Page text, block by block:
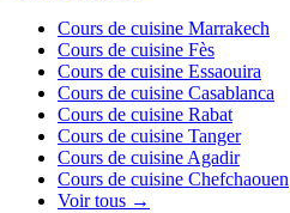
Cours de cuisine Marrakech
Cours de cuisine Fès
Cours de cuisine Essaouira
Cours de cuisine Casablanca
Cours de cuisine Rabat
Cours de cuisine Tanger
Cours de cuisineAgadir
Cours de cuisine Chefchaouen
Voir tous →